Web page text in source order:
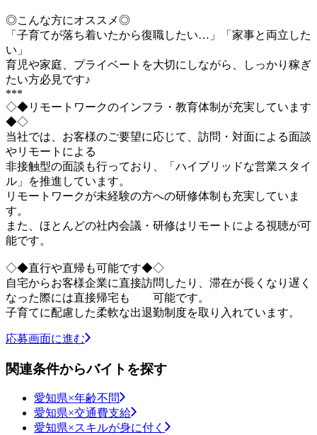
◎こんな方にオススメ◎
「子育てが落ち着いたから復職したい…」「家事と両立した
い」
育児や家庭、プライベートを大切にしながら、しっかり稼ぎ
たい方必見です♪
***
◇◆リモートワークのインフラ・教育体制が充実しています
◆◇
当社では、お客様のご要望に応じて、訪問・対面による面談
やリモートによる
非接触型の面談も行っており、「ハイブリッドな営業スタイ
ル」を推進しています。
リモートワークが未経験の方への研修体制も充実していま
す。
また、ほとんどの社内会議・研修はリモートによる視聴が可
能です。
◇◆直行や直帰も可能です◆◇
自宅からお客様企業に直接訪問したり、滞在が長くなり遅く
なった際には直接帰宅も 可能です。
子育てに配慮した柔軟な出退勤制度を取り入れています。
応募画面に進む
関連条件からバイトを探す
愛知県×年齢不問
愛知県×交通費支給
愛知県×スキルが身に付く